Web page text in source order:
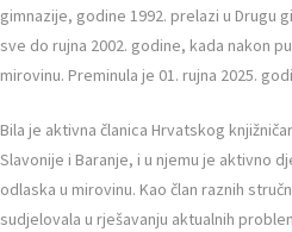
gimnazije, godine 1992. prelazi u Drugu
sve do rujna 2002. godine, kada nakon
mirovinu. Preminula je 01. rujna 2025.
Bila je aktivna članica Hrvatskog
Slavonije i Baranje, i u njemu je aktivno
odlaska u mirovinu. Kao član raznih
sudjelovala u rješavanju aktualnih